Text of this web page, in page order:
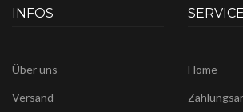
INFOS
Über uns
Versand
SERVICE
Home